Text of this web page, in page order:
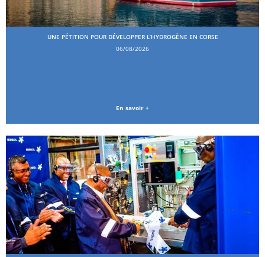
UNE PÉTITION POUR DÉVELOPPER L’HYDROGÈNE EN CORSE
06/08/2026
En savoir +